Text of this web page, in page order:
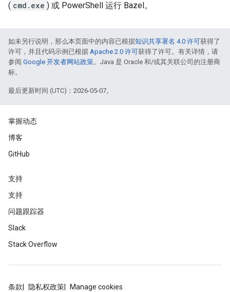
( cmd.exe ) 或 PowerShell 运行 Bazel。
如未另行说明，那么本页面中的内容已根据知识共享署名 4.0 许可获得了
许可，并且代码示例已根据 Apache 2.0 许可获得了许可。有关详情，请
参阅 Google 开发者网站政策。Java 是 Oracle 和/或其关联公司的注册商
标。
最后更新时间 (UTC)：2026-05-07。
掌握动态
博客
GitHub
支持
支持
问题跟踪器
Slack
Stack Overflow
条款 隐私权政策 Manage cookies